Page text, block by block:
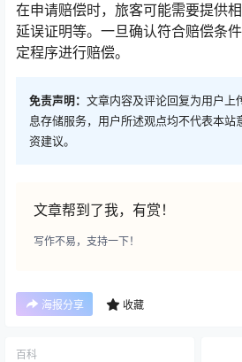
在申请赔偿时，旅客可能需要提供
延误证明等。一旦确认符合赔偿条
定程序进行赔偿。
免责声明： 文章内容及评论回复为用户上
息存储服务，用户所述观点均不代表本站
资建议。
文章帮到了我，有赏！
写作不易，支持一下！
海报分享 收藏
百科